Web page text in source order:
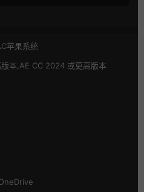
苹果系统
本,AE CC 2024 或更高版本